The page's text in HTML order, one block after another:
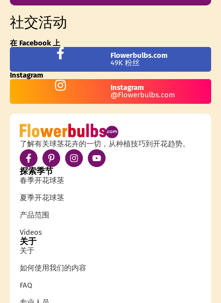
社交活动
在 Facebook 上
Flowerbulbs.com
49K 粉丝
Instagram
Instagram
@Flowerbulbs.com
了解有关球茎花卉的一切，从种植技巧到开花趋势。
探索季节
春季开花球茎
夏季开花球茎
产品范围
Videos
关于
关于
如何使用我们的内容
FAQ